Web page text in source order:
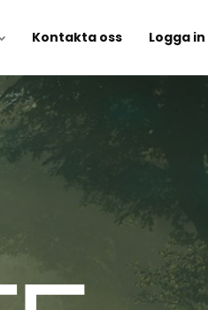
Kontakta oss Logga in